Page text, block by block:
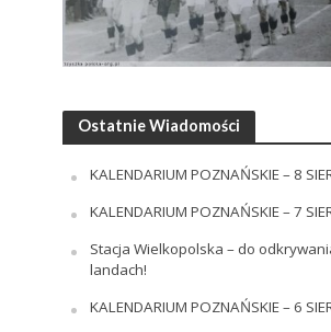
Ostatnie Wiadomości
KALENDARIUM POZNAŃSKIE – 8
KALENDARIUM POZNAŃSKIE – 7
Stacja Wielkopolska – do
landach!
KALENDARIUM POZNAŃSKIE – 6